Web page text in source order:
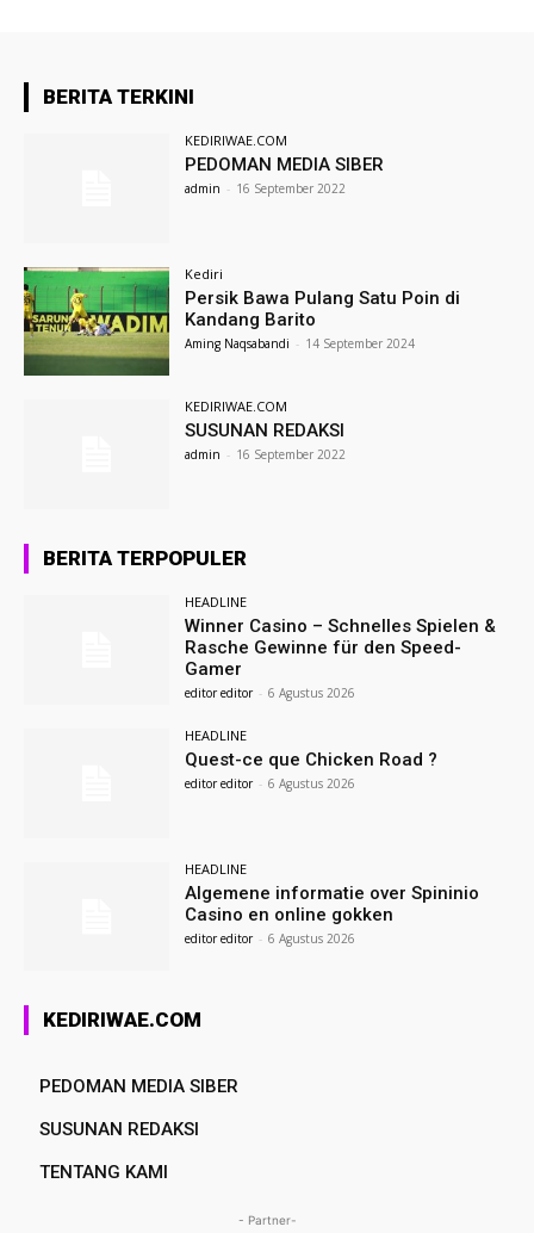
BERITA TERKINI
KEDIRIWAE.COM
PEDOMAN MEDIA SIBER
admin - 16 September 2022
Kediri
Persik Bawa Pulang Satu Poin di
Kandang Barito
Aming Naqsabandi - 14 September 2024
KEDIRIWAE.COM
SUSUNAN REDAKSI
admin - 16 September 2022
BERITA TERPOPULER
HEADLINE
Winner Casino – Schnelles Spielen &
Rasche Gewinne für den Speed-
Gamer
editor editor - 6 Agustus 2026
HEADLINE
Quest-ce que Chicken Road ?
editor editor - 6 Agustus 2026
HEADLINE
Algemene informatie over Spininio
Casino en online gokken
editor editor - 6 Agustus 2026
KEDIRIWAE.COM
PEDOMAN MEDIA SIBER
SUSUNAN REDAKSI
TENTANG KAMI
- Partner-